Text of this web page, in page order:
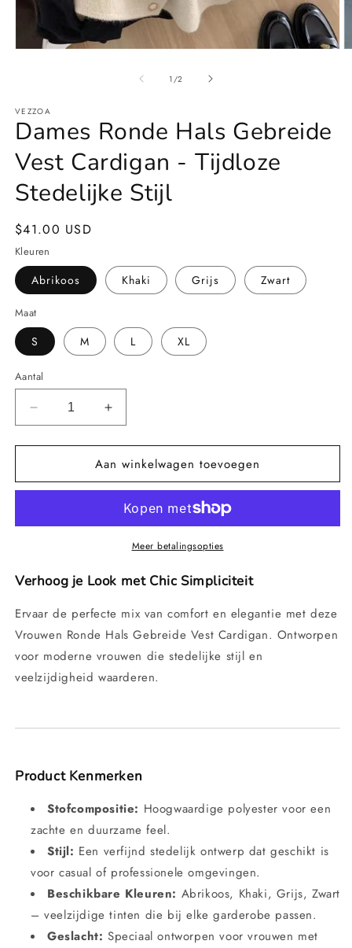
1 /van
2
VEZZOA
Dames Ronde Hals Gebreide
Vest Cardigan - Tijdloze
Stedelijke Stijl
Normale
prijs
$41.00 USD
Kleuren
Abrikoos Khaki Grijs Zwart
Maat
S M L XL
Aantal
Aantal
verlagen
voor
Ronde
Vest
Tijdloze
Stijl
Aantal
verhogen
voor
Dames
Ronde
Gebreide
Vest
Cardigan
Tijdloze
Stijl
Aan winkelwagen toevoegen
Meer betalingsopties
Verhoog je Look met Chic Simpliciteit
Ervaar de perfecte mix van comfort en elegantie met deze
Vrouwen Ronde Hals Gebreide Vest Cardigan. Ontworpen
voor moderne vrouwen die stedelijke stijl en
veelzijdigheid waarderen.
Product Kenmerken
Stofcompositie: Hoogwaardige polyester voor een
zachte en duurzame feel.
Stijl: Een verfijnd stedelijk ontwerp dat geschikt is
voor casual of professionele omgevingen.
Beschikbare Kleuren: Abrikoos, Khaki, Grijs, Zwart
– veelzijdige tinten die bij elke garderobe passen.
Geslacht: Speciaal ontworpen voor vrouwen met